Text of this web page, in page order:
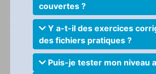
couvertes ?
Y a-t-il des exercices
des fichiers pratiques ?
Puis-je tester mon niveau